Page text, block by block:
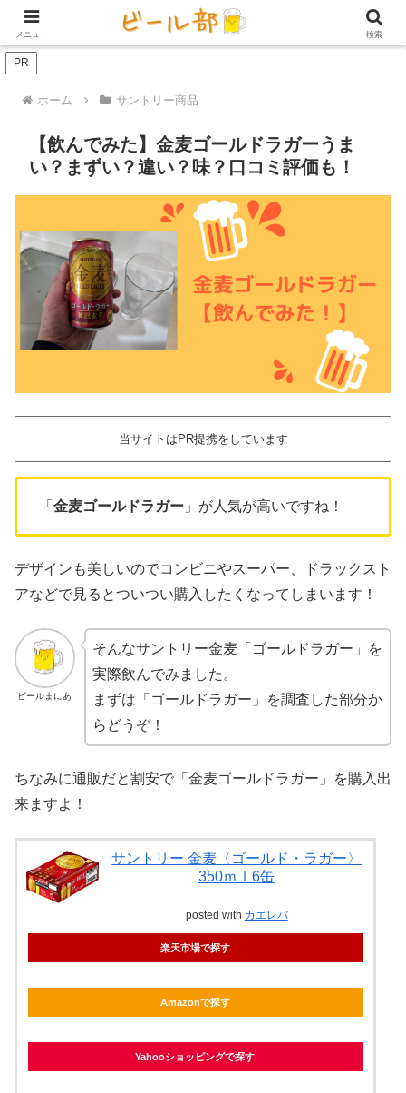
アイテム【ビール好き用】 家庭用ビー
PR
ホーム サントリー商品
【飲んでみた】金麦ゴールドラガーうま
い？まずい？違い？味？口コミ評価も！
当サイトはPR提携をしています
「 金麦ゴールドラガー 」が人気が高いですね！
デザインも美しいのでコンビニやスーパー、ドラックスト
アなどで見るとついつい購入したくなってしまいます！
ビールまにあ
そんなサントリー金麦「ゴールドラガー」を
実際飲んでみました。
まずは「ゴールドラガー」を調査した部分か
らどうぞ！
ちなみに通販だと割安で「金麦ゴールドラガー」を購入出
来ますよ！
サントリー 金麦〈ゴールド・ラガー〉
350ｍｌ6缶
posted with カエレバ
楽天市場で探す
Amazonで探す
Yahooショッピングで探す
メニュー 検索